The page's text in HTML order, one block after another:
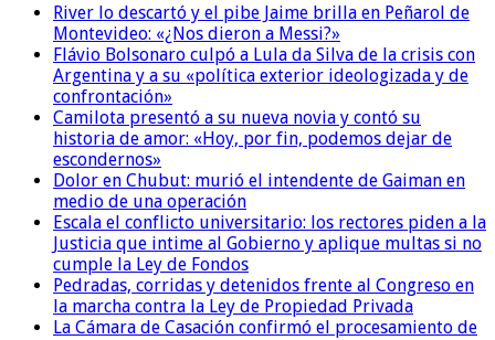
River lo descartó y el pibe Jaime brilla en Peñarol de
Montevideo: «¿Nos dieron a Messi?»
Flávio Bolsonaro culpó a Lula da Silva de la crisis con
Argentina y a su «política exterior ideologizada y de
confrontación»
Camilota presentó a su nueva novia y contó su
historia de amor: «Hoy, por fin, podemos dejar de
escondernos»
Dolor en Chubut: murió el intendente de Gaiman en
medio de una operación
Escala el conflicto universitario: los rectores piden a la
Justicia que intime al Gobierno y aplique multas si no
cumple la Ley de Fondos
Pedradas, corridas y detenidos frente al Congreso en
la marcha contra la Ley de Propiedad Privada
La Cámara de Casación confirmó el procesamiento de